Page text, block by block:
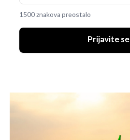
1500 znakova preostalo
Prijavite se